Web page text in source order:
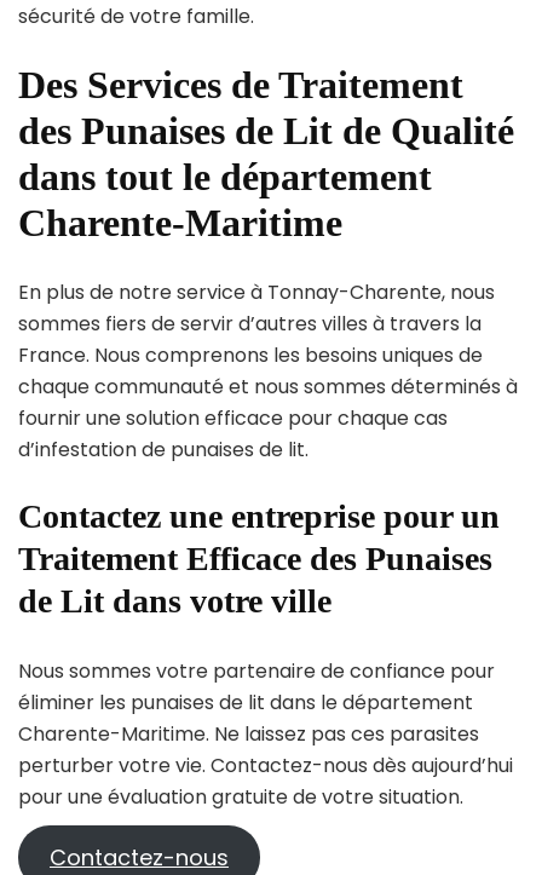
sécurité de votre famille.
Des Services de Traitement
des Punaises de Lit de Qualité
dans tout le département
Charente-Maritime
En plus de notre service à Tonnay-Charente, nous
sommes fiers de servir d’autres villes à travers la
France. Nous comprenons les besoins uniques de
chaque communauté et nous sommes déterminés à
fournir une solution efficace pour chaque cas
d’infestation de punaises de lit.
Contactez une entreprise pour un
Traitement Efficace des Punaises
de Lit dans votre ville
Nous sommes votre partenaire de confiance pour
éliminer les punaises de lit dans le département
Charente-Maritime. Ne laissez pas ces parasites
perturber votre vie. Contactez-nous dès aujourd’hui
pour une évaluation gratuite de votre situation.
Contactez-nous